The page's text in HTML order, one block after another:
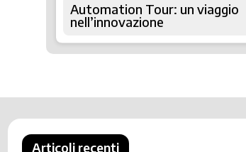
Automation Tour: un viaggio
nell’innovazione
Articoli recenti